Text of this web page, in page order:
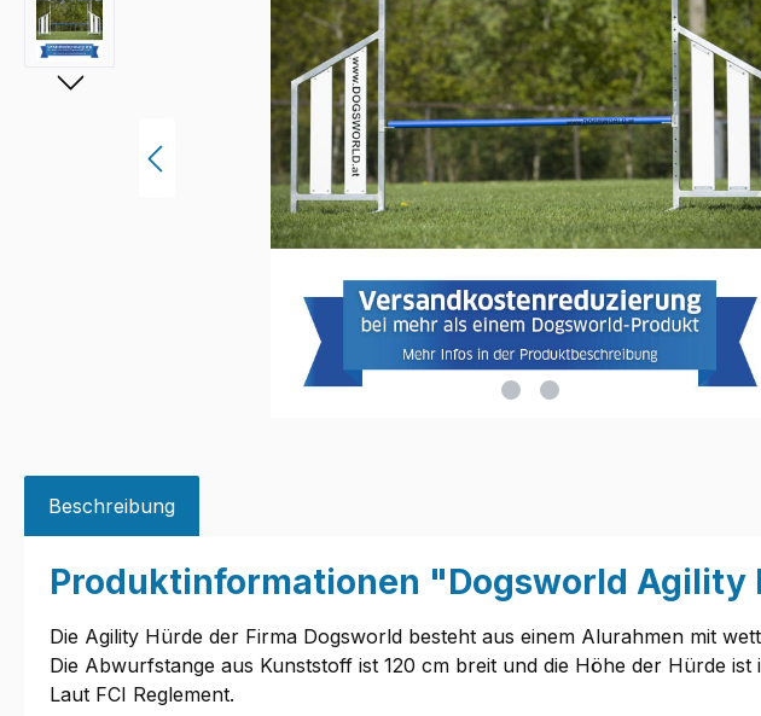
Beschreibung
Produktinformationen "Dogsworld Agility
Die Agility Hürde der Firma Dogsworld besteht aus einem Alurahmen mit
Die Abwurfstange aus Kunststoff ist 120 cm breit und die Höhe der Hürde
Laut FCI Reglement.